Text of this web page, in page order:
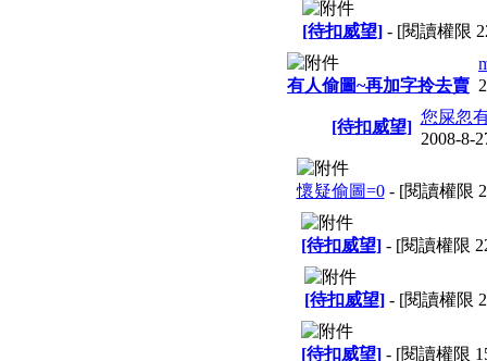
[待扣威望] - [閱讀權限
有人偷圖~再加字拎去賣
[待扣威望]
您屎忽
2008-8-
懷疑偷圖=0- [閱讀權限
[待扣威望] - [閱讀權限
[待扣威望] - [閱讀權限
[待扣威望]- [閱讀權限